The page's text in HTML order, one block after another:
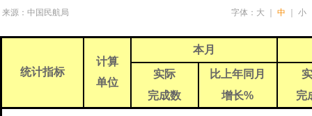
来源：中国民航局 字体： 大 ｜中 ｜小
统计指标
计算
单位
本月
实际
完成数
比上年同月
增长%
完